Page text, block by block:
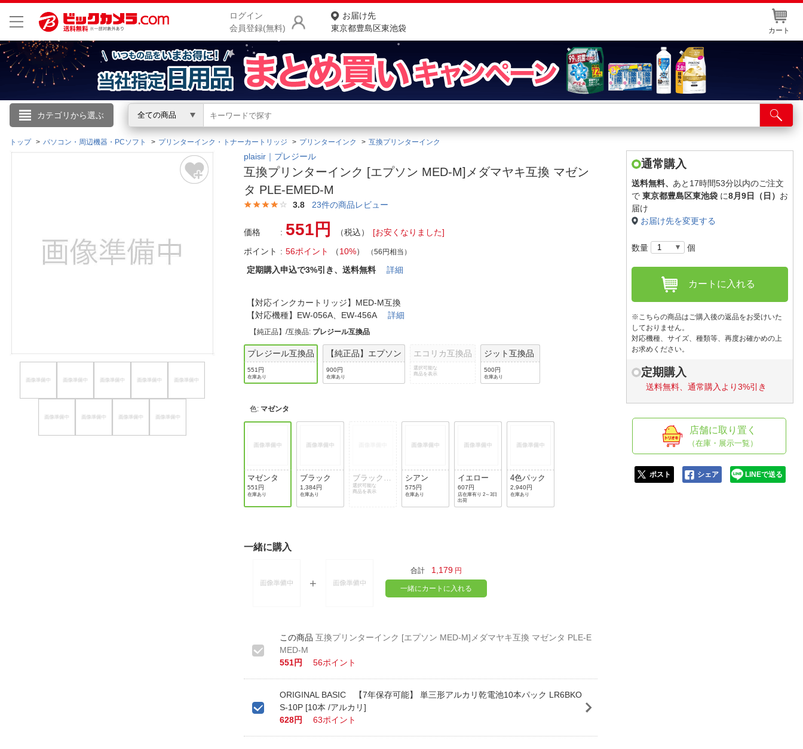
ログイン
会員登録(無料)
お届け先
東京都豊島区東池袋
カート
カテゴリから選ぶ 全ての商品
こんにちは
ログイン
閲覧履歴
商品をさがす
ランキングからさがす
カテゴリ一覧からさがす
お客様サポート
ご利用ガイド
よくある質問・お問合せ
ご利用規約
店舗サービス
ネット取り置き
店舗情報・店舗一覧
English / 中文
トップ パソコン・周辺機器・PCソフト プリンターインク・トナーカートリッジ プリンターインク 互換プリンターインク
plaisir｜プレジール
互換プリンターインク [エプソン MED-M]メダマヤキ互換 マゼン
タ PLE-EMED-M
3.8 23件の商品レビュー
価格 551円 （税込）
[お安くなりました]
ポイント
56ポイント （10%） （56円相当）
定期購入申込で3%引き、送料無料詳細
【対応インクカートリッジ】MED-M互換
【対応機種】EW-056A、EW-456A詳細
【純正品】/互換品: プレジール互換品
プレジール互換品
551円
在庫あり
【純正品】エプソン
900円
在庫あり
エコリカ互換品
選択可能な
商品を表示
ジット互換品
500円
在庫あり
色: マゼンタ
マゼンタ
551円
在庫あり
ブラック
1,384円
在庫あり
ブラック(2
個パック)
選択可能な
商品を表示
シアン
575円
在庫あり
イエロー
607円
店在庫有り 2～3日
出荷
4色パック
2,940円
在庫あり
一緒に購入
合計 1,179 円
一緒にカートに入れる
互換プリンターインク [エプソン MED-M]メダマヤキ互換 マゼンタ PLE-E
MED-M
551円
56ポイント
ORIGINAL BASIC 【7年保存可能】 単三形アルカリ乾電池10本パック LR6BKO
S-10P [10本 /アルカリ]
628円
63ポイント
通常購入
送料無料、 あと17時間53分以内のご注文
で 東京都豊島区東池袋 に8月9日（日） お
届け
お届け先を変更する
数量 個
カートに入れる
※こちらの商品はご購入後の返品をお受けいた
しておりません。
対応機種、サイズ、種類等、再度お確かめの上
お求めください。
定期購入
送料無料、通常購入より3%引き
店舗に取り置く
（在庫・展示一覧）
ポスト シェア LINEで送る